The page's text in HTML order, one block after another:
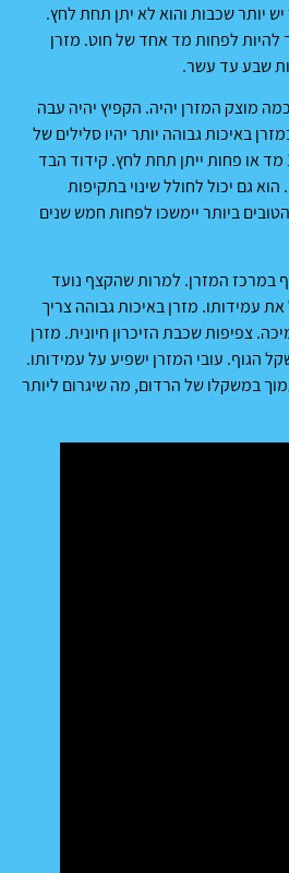
יותר שכבות והוא לא יתן תחת לחץ.
להיות לפחות מד אחד של חוט. מזרן
שבע עד עשר.
מוצק המזרן יהיה. הקפיץ יהיה עבה
באיכות גבוהה יותר יהיו סלילים של
14 או 15.5 מד. סליל של 12.5 מד או פחות ייתן תחת לחץ. קידוד הבד
גם יכול לחולל שינוי בתקיפות
ביותר יימשכו לפחות חמש שנים
במרכז המזרן. למרות שהקצף נועד
עמידותו. מזרן באיכות גבוהה צריך
צפיפות שכבת הזיכרון חיונית. מזרן
הגוף. עובי המזרן ישפיע על עמידותו.
במשקלו של הרדום, מה שיגרום ליותר